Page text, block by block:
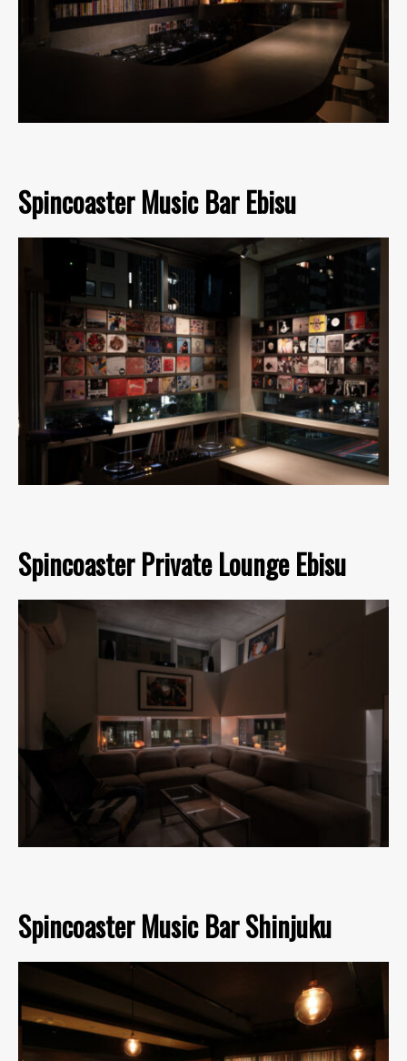
Spincoaster Music Bar Ebisu
Spincoaster Private Lounge Ebisu
Spincoaster Music Bar Shinjuku